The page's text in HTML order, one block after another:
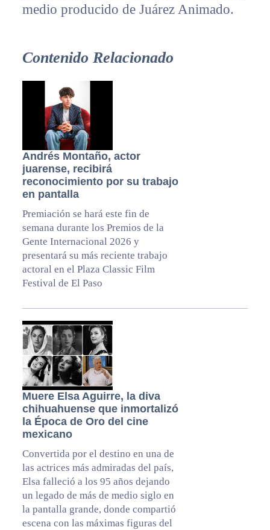
medio producido de Juárez Animado.
Contenido Relacionado
Andrés Montaño, actor
juarense, recibirá
reconocimiento por su trabajo
en pantalla
Premiación se hará este fin de
semana durante los Premios de la
Gente Internacional 2026 y
presentará su más reciente trabajo
actoral en el Plaza Classic Film
Festival de El Paso
Muere Elsa Aguirre, la diva
chihuahuense que inmortalizó
la Época de Oro del cine
mexicano
Convertida por el destino en una de
las actrices más admiradas del país,
Elsa falleció a los 95 años dejando
un legado de más de medio siglo en
la pantalla grande, donde compartió
escena con las máximas figuras del